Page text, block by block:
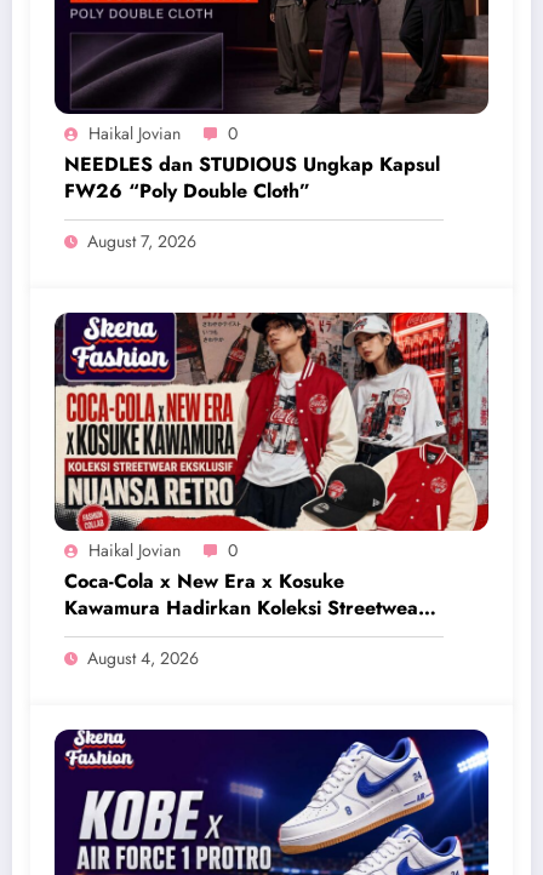
Haikal Jovian 0
NEEDLES dan STUDIOUS Ungkap Kapsul
FW26 “Poly Double Cloth”
August 7, 2026
Haikal Jovian 0
Coca-Cola x New Era x Kosuke
Kawamura Hadirkan Koleksi Streetwear
Eksklusif Bernuansa Retro
August 4, 2026